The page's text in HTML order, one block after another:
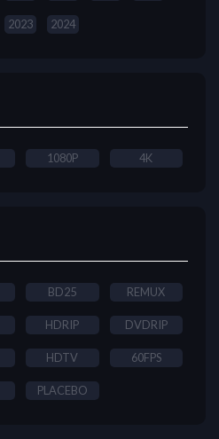
2023 2024
1080P 4K
BD25 REMUX
HDRIP DVDRIP
HDTV 60FPS
PLACEBO